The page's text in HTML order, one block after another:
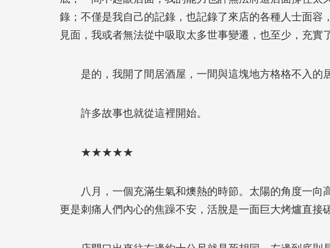
錄；不僅是我自己的記錄，也記錄了來店的各種人士面容
見面，我或者無法從中吸取太多世事變遷，也至少，充實
是的，我開了間居酒屋，一間與這塊地方格格不入的居
許多故事也就從這裡開始。
★★★★★
八月，一個充滿生氣和燠熱的時節。太陽的角度一向
更是刺痛人們內心的焦躁不安，活脫是一面巨大烤爐直接